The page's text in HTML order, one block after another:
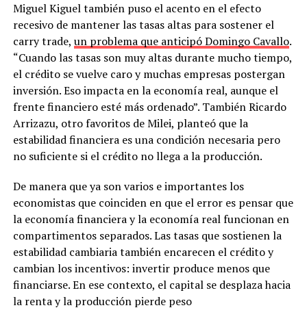
Miguel Kiguel también puso el acento en el efecto
recesivo de mantener las tasas altas para sostener el
carry trade, un problema que anticipó Domingo Cavallo.
“Cuando las tasas son muy altas durante mucho tiempo,
el crédito se vuelve caro y muchas empresas postergan
inversión. Eso impacta en la economía real, aunque el
frente financiero esté más ordenado”. También Ricardo
Arrizazu, otro favoritos de Milei, planteó que la
estabilidad financiera es una condición necesaria pero
no suficiente si el crédito no llega a la producción.
De manera que ya son varios e importantes los
economistas que coinciden en que el error es pensar que
la economía financiera y la economía real funcionan en
compartimentos separados. Las tasas que sostienen la
estabilidad cambiaria también encarecen el crédito y
cambian los incentivos: invertir produce menos que
financiarse. En ese contexto, el capital se desplaza hacia
la renta y la producción pierde peso